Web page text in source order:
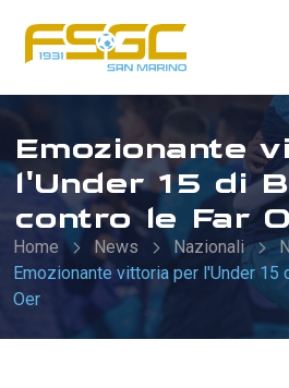
Emozionante
l'Under 15 di
contro le Far
Home News Nazionali
Emozionante vittoria per l'Under 15
Oer